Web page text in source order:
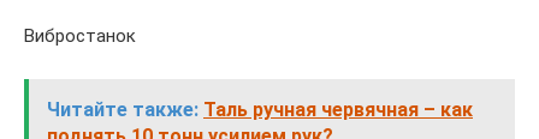
Вибростанок
Читайте также: Таль ручная червячная – как